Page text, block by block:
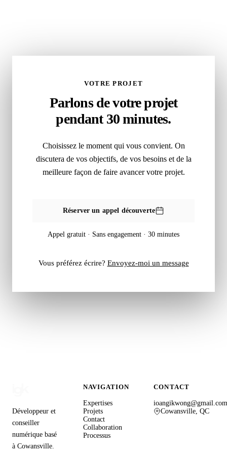
VOTRE PROJET
Parlons de votre projet
pendant 30 minutes.
Choisissez le moment qui vous convient. On
discutera de vos objectifs, de vos besoins et de la
meilleure façon de faire avancer votre projet.
Réserver un appel découverte
Appel gratuit · Sans engagement · 30 minutes
Vous préférez écrire? Envoyez-moi un message
Développeur et
conseiller
numérique basé
à Cowansville.
NAVIGATION
Expertises
Projets
Contact
Collaboration
Processus
CONTACT
Cowansville, QC